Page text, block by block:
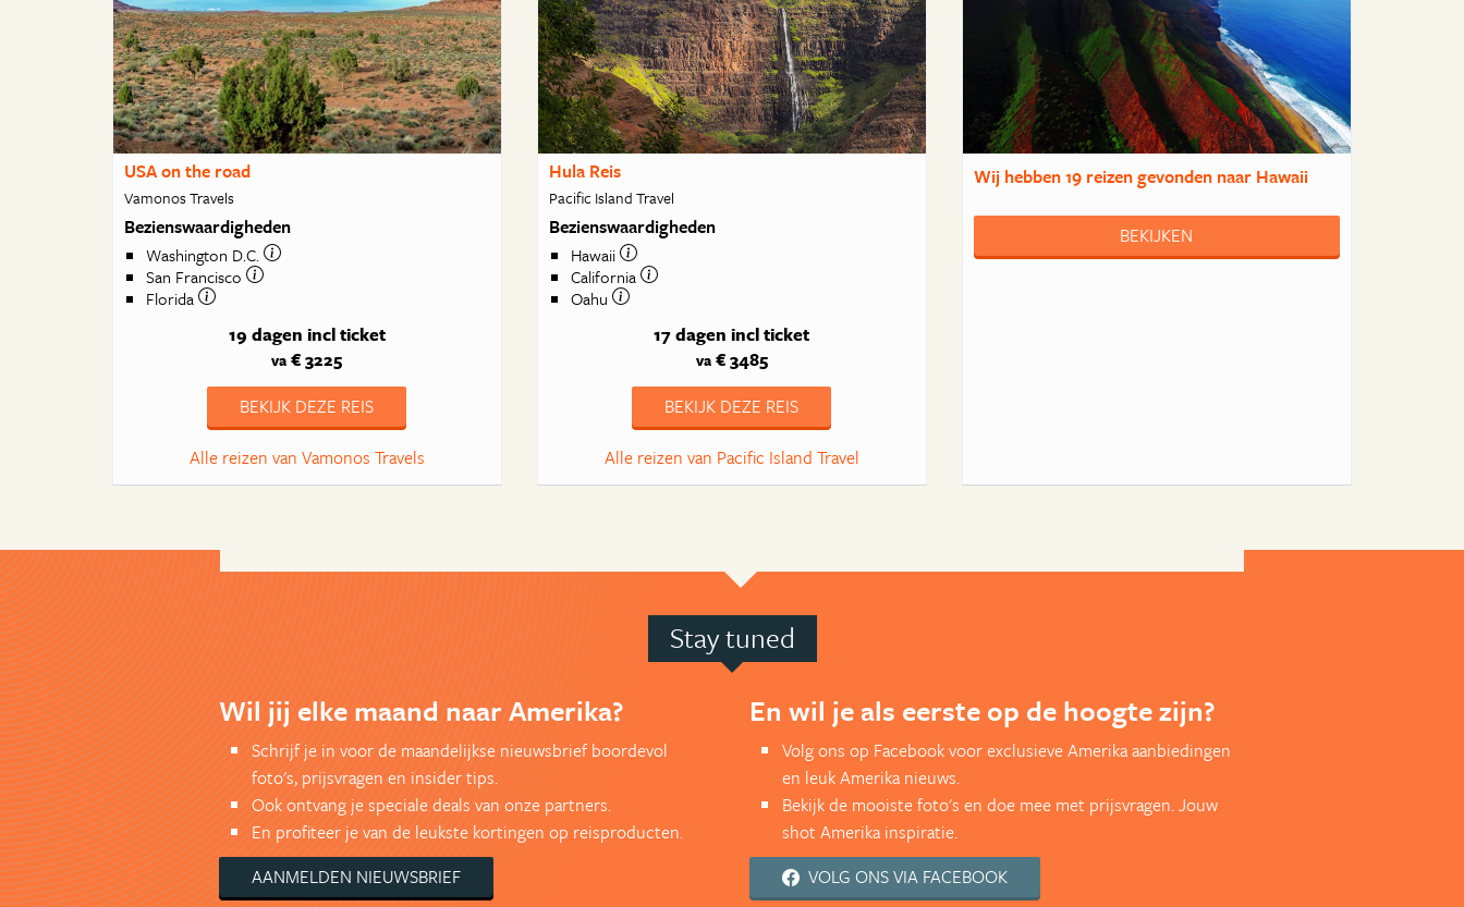
USA on the road
Vamonos Travels
Bezienswaardigheden
Washington D.C.
San Francisco
Florida
19 dagen incl ticket
va € 3225
BEKIJK DEZE REIS
Alle reizen van Vamonos Travels
Hula Reis
Pacific Island Travel
Bezienswaardigheden
Hawaii
California
Oahu
17 dagen incl ticket
va€ 3485
BEKIJK DEZE REIS
Alle reizen van Pacific Island Travel
Wij hebben19 reizengevonden naar Hawaii
BEKIJKEN
Stay tuned
Wil jij elke maand naar Amerika?
Schrijf je in voor de maandelijkse nieuwsbrief boordevol
foto's, prijsvragen en insider tips.
Ook ontvang je speciale deals van onze partners.
En profiteer je van de leukste kortingen op reisproducten.
AANMELDEN NIEUWSBRIEF
En wil je als eerste op de hoogte zijn?
Volg ons op Facebook voor exclusieve Amerika aanbiedingen
en leuk Amerika nieuws.
Bekijk de mooiste foto's en doe mee met prijsvragen. Jouw
shot Amerika inspiratie.
VOLG ONS VIA FACEBOOK